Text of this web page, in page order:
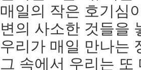
매일의 작은 호기심
변의 사소한 것들을
우리가 매일 만나는
그 속에서 우리는 또